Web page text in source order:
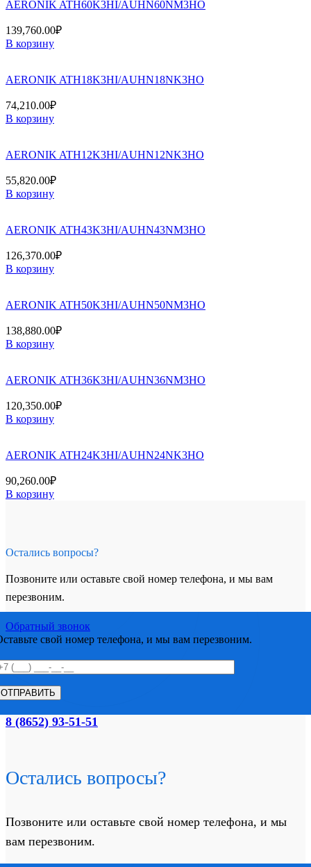
AERONIK ATH60K3HI/AUHN60NM3HO
139,760.00₽
В корзину
AERONIK ATH18K3HI/AUHN18NK3HO
74,210.00₽
В корзину
AERONIK ATH12K3HI/AUHN12NK3HO
55,820.00₽
В корзину
AERONIK ATH43K3HI/AUHN43NM3HO
126,370.00₽
В корзину
AERONIK ATH50K3HI/AUHN50NM3HO
138,880.00₽
В корзину
AERONIK ATH36K3HI/AUHN36NM3HO
120,350.00₽
В корзину
AERONIK ATH24K3HI/AUHN24NK3HO
90,260.00₽
В корзину
Остались вопросы?
Позвоните или оставьте свой номер телефона, и мы вам
перезвоним.
Обратный звонок
свой номер телефона, и мы вам перезвоним.
8 (8652) 93-51-51
Остались вопросы?
Позвоните или оставьте свой номер телефона, и мы
вам перезвоним.